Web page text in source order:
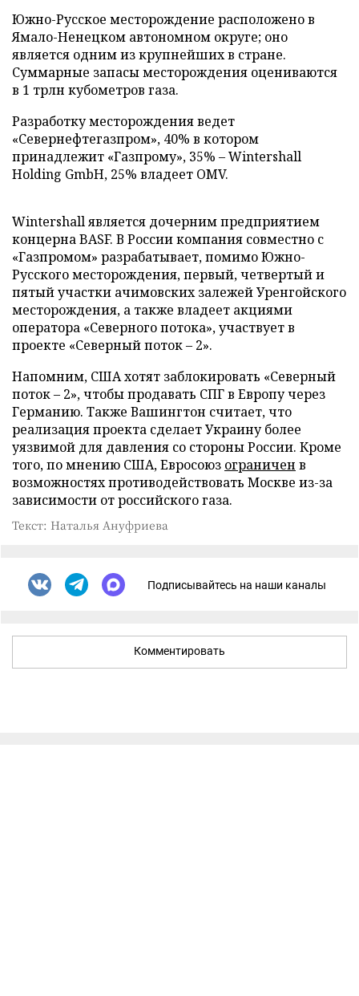
Южно-Русское месторождение расположено в
Ямало-Ненецком автономном округе; оно
является одним из крупнейших в стране.
Суммарные запасы месторождения оцениваются
в 1 трлн кубометров газа.
Разработку месторождения ведет
«Севернефтегазпром», 40% в котором
принадлежит «Газпрому», 35% – Wintershall
Holding GmbH, 25% владеет OMV.
Wintershall является дочерним предприятием
концерна BASF. В России компания совместно с
«Газпромом» разрабатывает, помимо Южно-
Русского месторождения, первый, четвертый и
пятый участки ачимовских залежей Уренгойского
месторождения, а также владеет акциями
оператора «Северного потока», участвует в
проекте «Северный поток – 2».
Напомним, США хотят заблокировать «Северный
поток – 2», чтобы продавать СПГ в Европу через
Германию. Также Вашингтон считает, что
реализация проекта сделает Украину более
уязвимой для давления со стороны России. Кроме
того, по мнению США, Евросоюз ограничен в
возможностях противодействовать Москве из-за
зависимости от российского газа.
Текст: Наталья Ануфриева
Подписывайтесь на наши каналы
Комментировать